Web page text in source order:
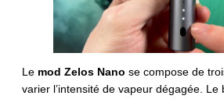
Le mod Zelos Nano se compose de
varier l’intensité de vapeur dégagée. Le